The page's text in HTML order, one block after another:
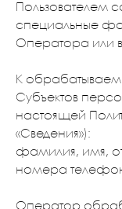
Пользователем
специальные
Оператора или
К
Субъектов
настоящей
«Сведения»):
фамилия, имя,
номера
Оператор